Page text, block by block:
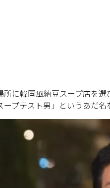
に韓国風納豆スープ店を
プテスト男」というあだ名